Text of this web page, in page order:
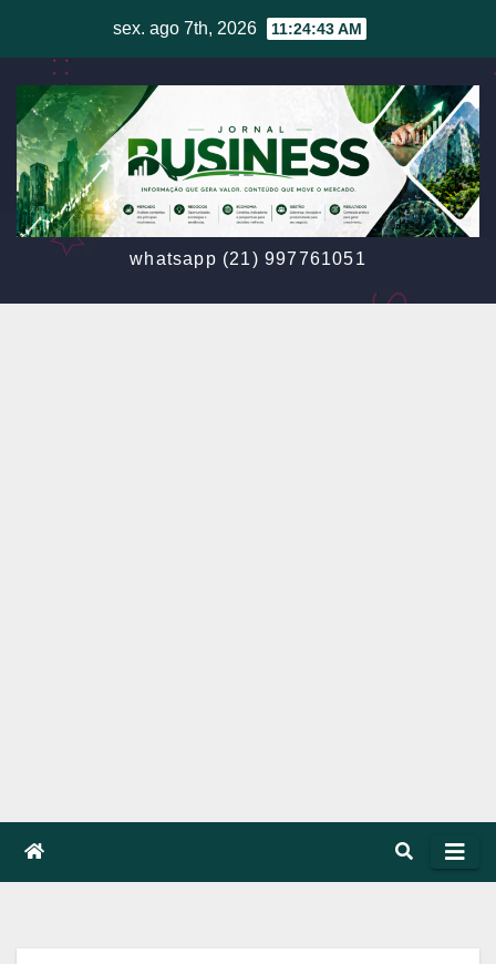
content
sex. ago 7th, 2026 11:24:45 AM
whatsapp (21) 997761051